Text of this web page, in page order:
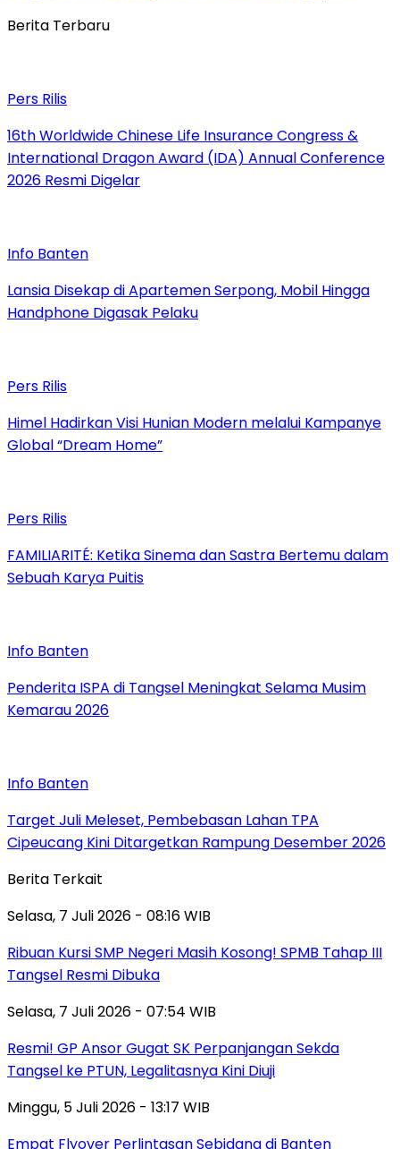
Berita Terbaru
Pers Rilis
16th Worldwide Chinese Life Insurance Congress &
International Dragon Award (IDA) Annual Conference
2026 Resmi Digelar
Info Banten
Lansia Disekap di Apartemen Serpong, Mobil Hingga
Handphone Digasak Pelaku
Pers Rilis
Himel Hadirkan Visi Hunian Modern melalui Kampanye
Global “Dream Home”
Pers Rilis
FAMILIARITÉ: Ketika Sinema dan Sastra Bertemu dalam
Sebuah Karya Puitis
Info Banten
Penderita ISPA di Tangsel Meningkat Selama Musim
Kemarau 2026
Info Banten
Target Juli Meleset, Pembebasan Lahan TPA
Cipeucang Kini Ditargetkan Rampung Desember 2026
Berita Terkait
Selasa, 7 Juli 2026 - 08:16 WIB
Ribuan Kursi SMP Negeri Masih Kosong! SPMB Tahap III
Tangsel Resmi Dibuka
Selasa, 7 Juli 2026 - 07:54 WIB
Resmi! GP Ansor Gugat SK Perpanjangan Sekda
Tangsel ke PTUN, Legalitasnya Kini Diuji
Minggu, 5 Juli 2026 - 13:17 WIB
Empat Flyover Perlintasan Sebidang di Banten